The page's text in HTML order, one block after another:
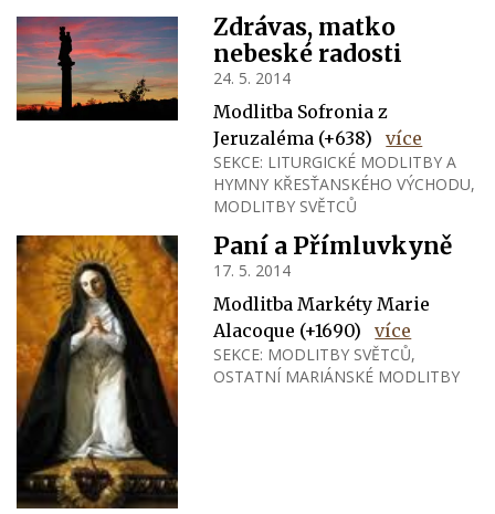
Zdrávas, matko
nebeské radosti
24. 5. 2014
Modlitba Sofronia z
Jeruzaléma (+638)
více
SEKCE: LITURGICKÉ MODLITBY A
HYMNY KŘESŤANSKÉHO VÝCHODU,
MODLITBY SVĚTCŮ
Paní a Přímluvkyně
17. 5. 2014
Modlitba Markéty Marie
Alacoque (+1690)
více
SEKCE: MODLITBY SVĚTCŮ,
OSTATNÍ MARIÁNSKÉ MODLITBY